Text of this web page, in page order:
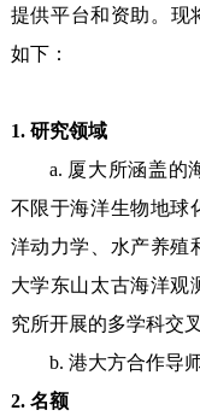
提供平台和资助。现
如下：
1. 研究领域
a. 厦大所涵盖的
不限于海洋生物地球
洋动力学、水产养殖
大学东山太古海洋观
究所开展的多学科交
b. 港大方合作导
2. 名额